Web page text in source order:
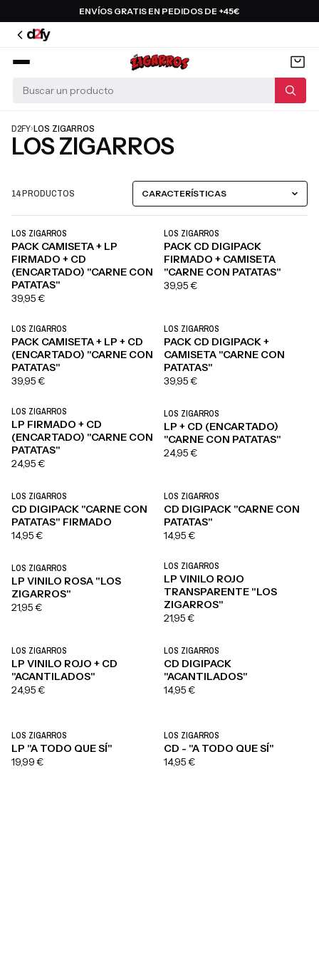
al
contenido
ENVÍOS GRATIS EN PEDIDOS DE +45€
D2FY›LOS ZIGARROS
LOS ZIGARROS
14 PRODUCTOS
PRE-VENTA
ED. LIMITADA FIRMADA
LOS ZIGARROS
PACK CAMISETA + LP
FIRMADO + CD
(ENCARTADO) "CARNE CON
PATATAS"
39,95 €
PRE-VENTA
ED. LIMITADA FIRMADA
LOS ZIGARROS
PACK CD DIGIPACK
FIRMADO + CAMISETA
"CARNE CON PATATAS"
39,95 €
PRE-VENTA
LOS ZIGARROS
PACK CAMISETA + LP + CD
(ENCARTADO) "CARNE CON
PATATAS"
39,95 €
PRE-VENTA
LOS ZIGARROS
PACK CD DIGIPACK +
CAMISETA "CARNE CON
PATATAS"
39,95 €
PRE-VENTA
ED. LIMITADA FIRMADA
LOS ZIGARROS
LP FIRMADO + CD
(ENCARTADO) "CARNE CON
PATATAS"
24,95 €
PRE-VENTA
LOS ZIGARROS
LP + CD (ENCARTADO)
"CARNE CON PATATAS"
24,95 €
PRE-VENTA
ED. LIMITADA FIRMADA
LOS ZIGARROS
CD DIGIPACK "CARNE CON
PATATAS" FIRMADO
14,95 €
PRE-VENTA
LOS ZIGARROS
CD DIGIPACK "CARNE CON
PATATAS"
14,95 €
LOS ZIGARROS
LP VINILO ROSA "LOS
ZIGARROS"
21,95 €
LOS ZIGARROS
LP VINILO ROJO
TRANSPARENTE "LOS
ZIGARROS"
21,95 €
LOS ZIGARROS
LP VINILO ROJO + CD
"ACANTILADOS"
24,95 €
LOS ZIGARROS
CD DIGIPACK
"ACANTILADOS"
14,95 €
LOS ZIGARROS
LP "A TODO QUE SÍ"
19,99 €
LOS ZIGARROS
CD - "A TODO QUE SÍ"
14,95 €